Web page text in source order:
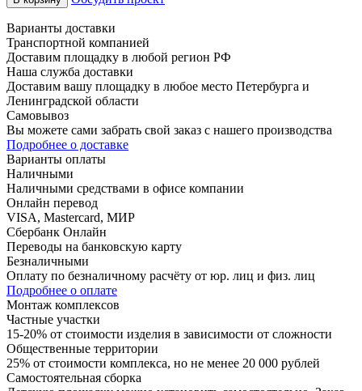
Варианты доставки
Транспортной компанией
Доставим площадку в любой регион РФ
Наша служба доставки
Доставим вашу площадку в любое место Петербурга и
Ленинградской области
Самовывоз
Вы можете сами забрать свой заказ с нашего производства
Подробнее о доставке
Варианты оплаты
Наличными
Наличными средствами в офисе компании
Онлайн перевод
VISA, Mastercard, МИР
Сбербанк Онлайн
Переводы на банковскую карту
Безналичными
Оплату по безналичному расчёту от юр. лиц и физ. лиц
Подробнее о оплате
Монтаж комплексов
Частные участки
15-20% от стоимости изделия в зависимости от сложности
Общественные территории
25% от стоимости комплекса, но не менее 20 000 рублей
Самостоятельная сборка